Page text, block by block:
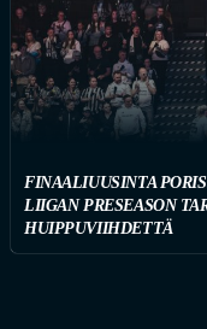
FINAALIUUSINTA
LIIGAN PRESEASON
HUIPPUVIIHDETTÄ